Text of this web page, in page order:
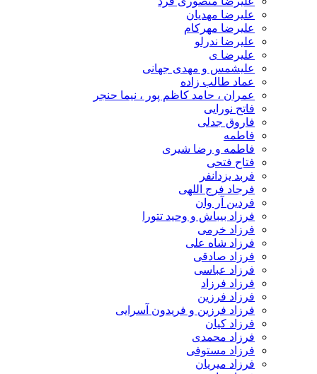
علیرضا مهدیان
علیرضا مهرکام
علیرضا ندرلو
علیرضا ی
علیشمس و مهدی جهانی
عماد طالب زاده
عمران ، حامد کاظم پور ، نیما حنجر
فاتح نورایی
فاروق جدلی
فاطمه
فاطمه و رضا شیری
فتاح فتحی
فربد یزدانفر
فرجاد فرج اللهی
فردین آر وان
فرزاد بیباش و وحید تتورا
فرزاد خرمی
فرزاد شاه علی
فرزاد صادقی
فرزاد عباسی
فرزاد فرزاد
فرزاد فرزین
فرزاد فرزین و فریدون آسرایی
فرزاد کیان
فرزاد محمدی
فرزاد مستوفی
فرزاد میریان